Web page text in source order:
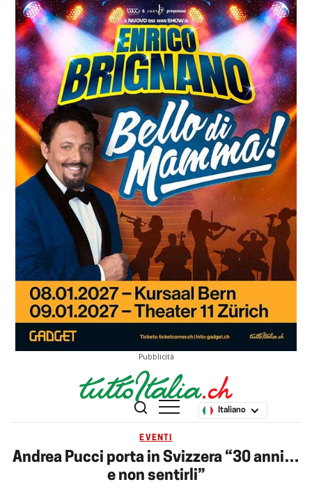
Pubblicità
Italiano
EVENTI
Andrea Pucci porta in Svizzera “30 anni…
e non sentirli”